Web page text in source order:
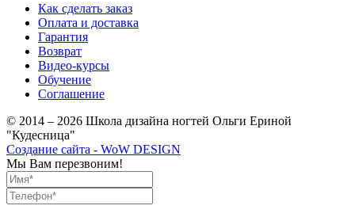
Как сделать заказ
Оплата и доставка
Гарантия
Возврат
Видео-курсы
Обучение
Соглашение
© 2014 – 2026 Школа дизайна ногтей Ольги Ериной
"Кудесница"
Создание сайта - WoW DESIGN
Мы Вам перезвоним!